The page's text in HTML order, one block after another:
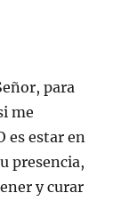
para
me
es estar en
presencia,
y curar